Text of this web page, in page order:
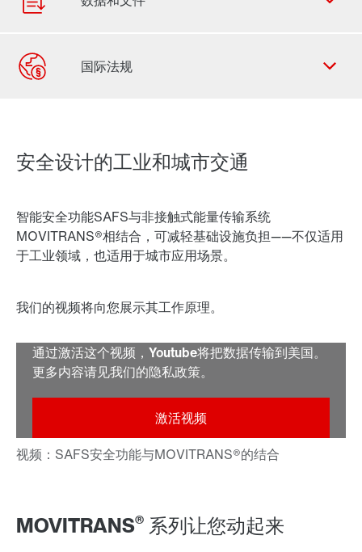
安全设计的工业和城市交通
通过激活这个视频，Youtube将把数据传输到美国。
更多内容请见我们的隐私政策。
智能安全功能SAFS与非接触式能量传输系统
MOVITRANS®相结合，可减轻基础设施负担——不仅适用
于工业领域，也适用于城市应用场景。
我们的视频将向您展示其工作原理。
MOVITRANS® 系列让您动起来